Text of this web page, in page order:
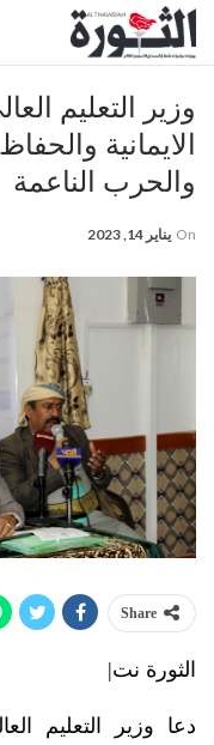
وزير التعليم
الايمانية
والحرب الناعمة
On يناير 14, 2023
Share
الثورة نت|
دعا وزير التعليم